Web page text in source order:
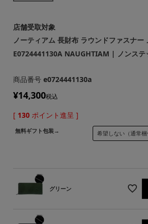
店舗受取対象
ノーティアム 長財布 ラウンドファスナー
E0724441130A NAUGHTIAM | ノンステ
商品番号 e0724441130a
¥14,300税込
[ 130 ポイント進呈 ]
無料ギフト包装→
グリーン